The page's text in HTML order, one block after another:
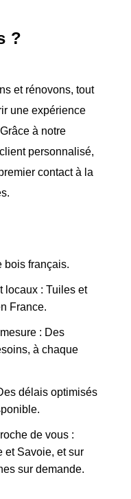
?
et rénovons, tout
une expérience
à notre
personnalisé,
contact à la
bois français.
locaux : Tuiles et
France.
: Des
à chaque
délais optimisés
de vous :
et Savoie, et sur
sur demande.